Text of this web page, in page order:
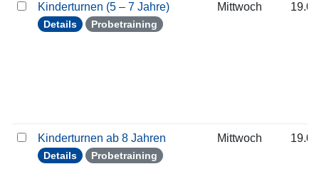
Kinderturnen (5 – 7 Jahre)
Details Probetraining
Mittwoch
Kinderturnen ab 8 Jahren
Details Probetraining
Mittwoch